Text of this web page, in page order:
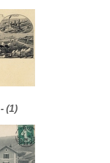
- (1)